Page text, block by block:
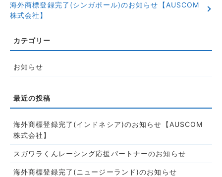
海外商標登録完了(シンガポール)のお知らせ【AUSCOM
株式会社】
お知らせ
海外商標登録完了(インドネシア)のお知らせ【AUSCOM
株式会社】
スガワラくんレーシング応援パートナーのお知らせ
海外商標登録完了(ニュージーランド)のお知らせ